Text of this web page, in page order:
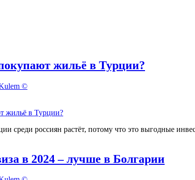
жильё в Турции?
среди россиян растёт, потому что это выгодные
в 2024 – лучше в Болгарии